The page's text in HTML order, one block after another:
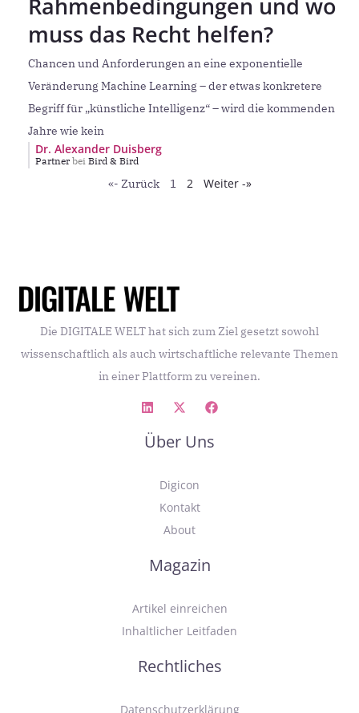
Rahmenbedingungen und wo
muss das Recht helfen?
Chancen und Anforderungen an eine exponentielle
Veränderung Machine Learning – der etwas konkretere
Begriff für „künstliche Intelligenz“ – wird die kommenden
Jahre wie kein
Dr. Alexander Duisberg
Partner bei Bird & Bird
«- Zurück 1 2 Weiter -»
Die DIGITALE WELT hat sich zum Ziel gesetzt sowohl
wissenschaftlich als auch wirtschaftliche relevante Themen
in einer Plattform zu vereinen.
Über Uns
Digicon
Kontakt
About
Magazin
Artikel einreichen
Inhaltlicher Leitfaden
Rechtliches
Datenschutzerklärung